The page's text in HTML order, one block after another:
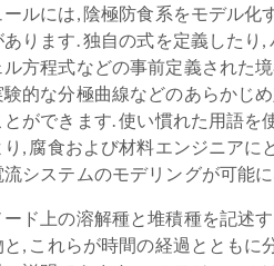
ルには, 陰極防食系をモデル化
ります. 独自の式を定義したり
方程式などの事前定義された
的な分極曲線などのあらかじ
ができます. 使い慣れた用語を
, 腐食および材料エンジニアに
システムのモデリングが可能
ド上の溶解種と堆積種を記述
, これらが時間の経過とともに